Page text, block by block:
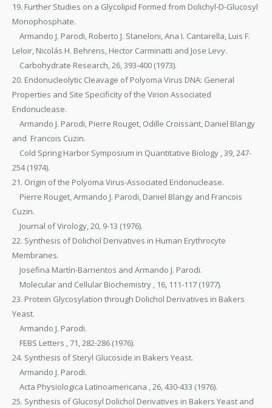
19. Further Studies on a Glycolipid Formed from Dolichyl-D-Glucosyl
Monophosphate.
Armando J. Parodi, Roberto J. Staneloni, Ana I. Cantarella, Luis F.
Leloir, Nicolás H. Behrens, Hector Carminatti and Jose Levy.
Carbohydrate Research, 26, 393-400 (1973).
20. Endonucleolytic Cleavage of Polyoma Virus DNA: General
Properties and Site Specificity of the Virion Associated
Endonuclease.
Armando J. Parodi, Pierre Rouget, Odille Croissant, Daniel Blangy
and Francois Cuzin.
Cold Spring Harbor Symposium in Quantitative Biology , 39, 247-
254 (1974).
21. Origin of the Polyoma Virus-Associated Endonuclease.
Pierre Rouget, Armando J. Parodi, Daniel Blangy and Francois
Cuzin.
Journal of Virology, 20, 9-13 (1976).
22. Synthesis of Dolichol Derivatives in Human Erythrocyte
Membranes.
Josefina Martín-Barrientos and Armando J. Parodi.
Molecular and Cellular Biochemistry , 16, 111-117 (1977).
23. Protein Glycosylation through Dolichol Derivatives in Bakers
Yeast.
Armando J. Parodi.
FEBS Letters , 71, 282-286 (1976).
24. Synthesis of Steryl Glucoside in Bakers Yeast.
Armando J. Parodi.
Acta Physiologica Latinoamericana , 26, 430-433 (1976).
25. Synthesis of Glucosyl Dolichol Derivatives in Bakers Yeast and